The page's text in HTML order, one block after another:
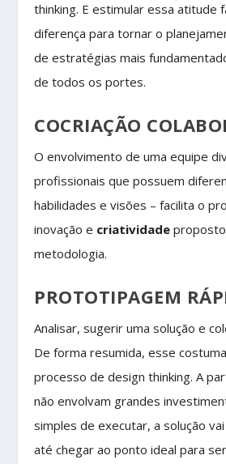
thinking. E estimular essa atitude
diferença para tornar o
de estratégias mais
de todos os portes.
COCRIAÇÃO
O envolvimento de uma equipe
profissionais que possuem
habilidades e visões – facilita o
inovação e criatividade
metodologia.
PROTOTIPAGEM
Analisar, sugerir uma solução e
De forma resumida, esse
processo de design thinking. A
não envolvam grandes
simples de executar, a solução
até chegar ao ponto ideal para